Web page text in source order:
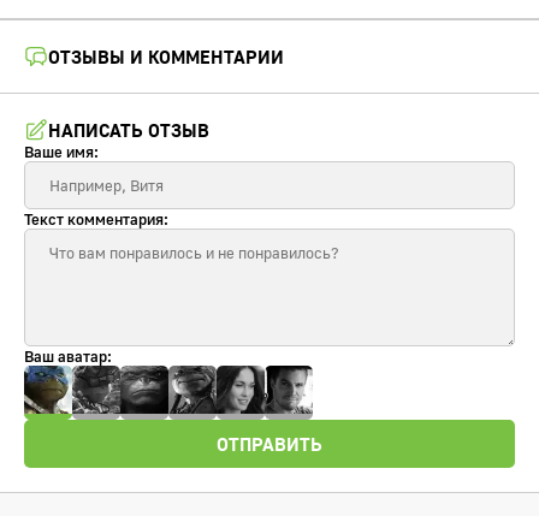
ОТЗЫВЫ И КОММЕНТАРИИ
НАПИСАТЬ ОТЗЫВ
Ваше имя:
Текст комментария:
Ваш аватар:
ОТПРАВИТЬ